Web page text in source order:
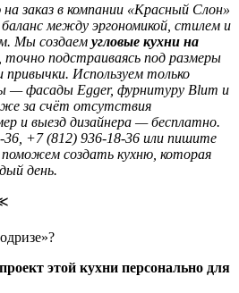
заказ в компании «Красный Слон»
между эргономикой, стилем и
Мы создаем угловые кухни на
, точно подстраиваясь под размеры
Используем только
— фасады Egger, фурнитуру Blum и
за счёт отсутствия
и выезд дизайнера — бесплатно.
+7 (812) 936-18-36 или пишите
создать кухню, которая
день.
этой кухни персонально для